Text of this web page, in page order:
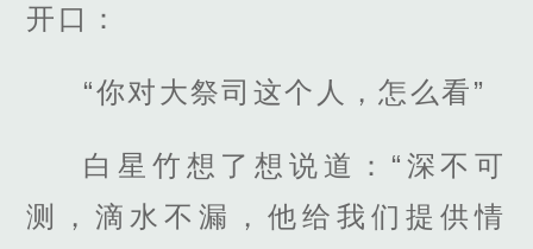
开口：
“你对大祭司这个人，怎么看”
白星竹想了想说道：“深不可
测，滴水不漏，他给我们提供情